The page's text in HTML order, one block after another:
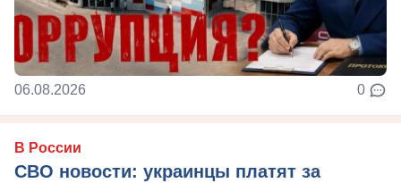
06.08.2026 0
В России
СВО новости: украинцы платят за